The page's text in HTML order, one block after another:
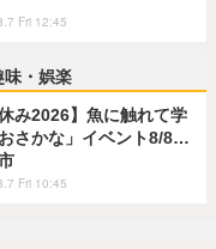
Fri 12:45
味・娯楽
休み2026】魚に触れて学
さかな」イベント8/8…
Fri 10:45